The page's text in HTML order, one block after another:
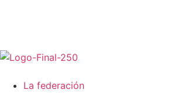
La federación